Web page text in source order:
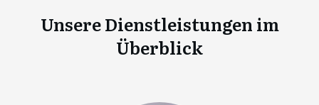
Unsere Dienstleistungen im
Überblick